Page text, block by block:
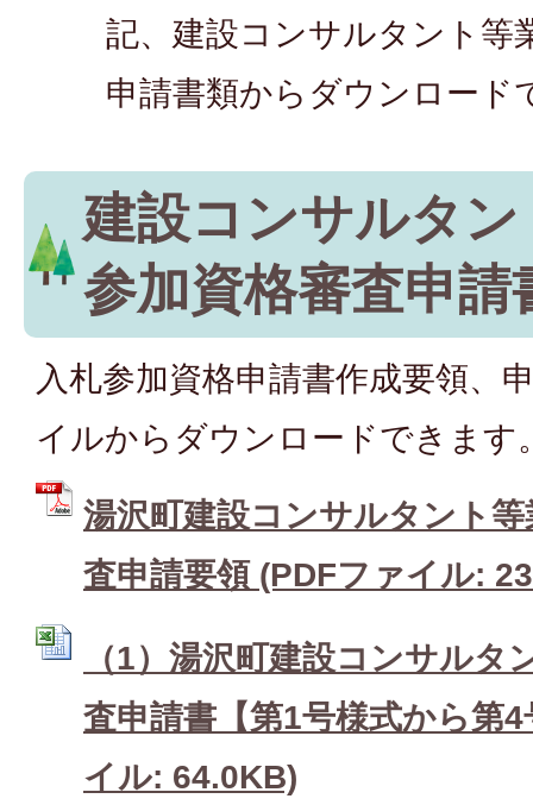
記、建設コンサルタント等
申請書類からダウンロード
建設コンサルタ
参加資格審査申請
入札参加資格申請書作成要領、
イルからダウンロードできます
湯沢町建設コンサルタント
査申請要領 (PDFファイル:
（1）湯沢町建設コンサルタ
査申請書【第1号様式から第
イル: 64.0KB)